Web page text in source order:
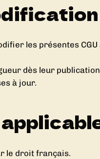
les présentes
dès leur
à jour.
le droit français.